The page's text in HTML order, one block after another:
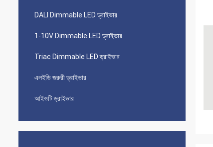
DALI Dimmable LED ড্রাইভার
1-10V Dimmable LED ড্রাইভার
Triac Dimmable LED ড্রাইভার
এলইডি জরুরী ড্রাইভার
আইওটি ড্রাইভার